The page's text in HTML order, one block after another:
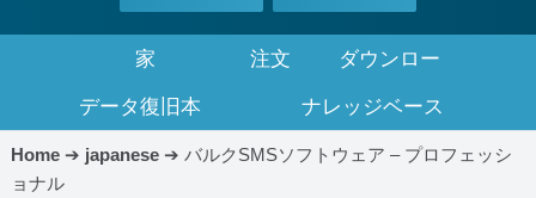
家 注文
ダウンロー
ド
データ復旧本 ナレッジベース
Home➔ japanese➔ バルクSMSソフトウェア – プロフェッシ
ョナル